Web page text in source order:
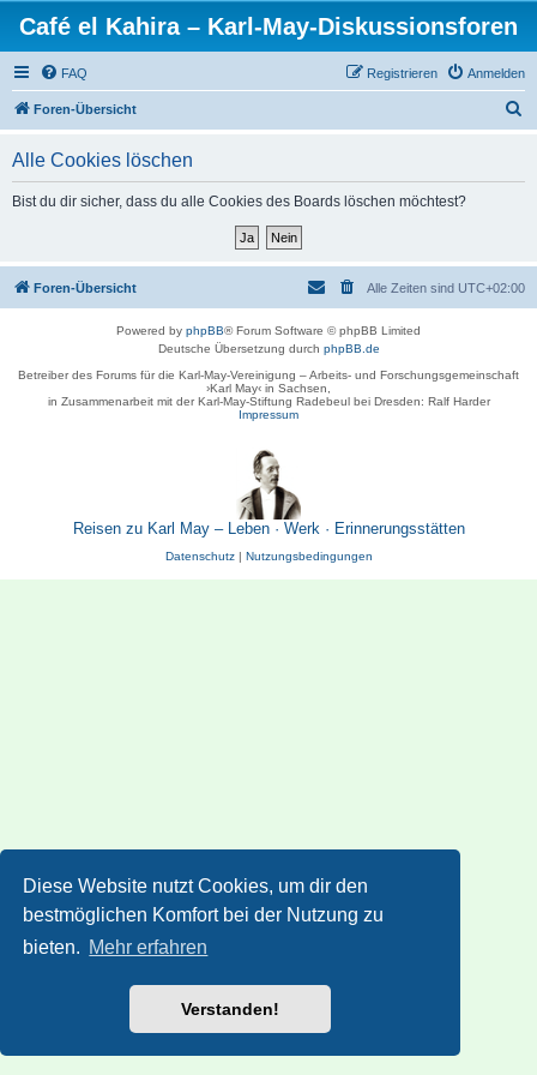
Diese Website nutzt Cookies, um dir den
bestmöglichen Komfort bei der Nutzung zu
bieten. Mehr erfahren
Verstanden!
Café el Kahira – Karl-May-Diskussionsforen
FAQ Anmelden
Registrieren
Foren-Übersicht
Alle Cookies löschen
Bist du dir sicher, dass du alle Cookies des Boards löschen möchtest?
Foren-Übersicht Alle Zeiten sind UTC+02:00
Powered by phpBB® Forum Software © phpBB Limited
Deutsche Übersetzung durch phpBB.de
Betreiber des Forums für die Karl-May-Vereinigung – Arbeits- und Forschungsgemeinschaft
›Karl May‹ in Sachsen,
in Zusammenarbeit mit der Karl-May-Stiftung Radebeul bei Dresden: Ralf Harder
Impressum
Reisen zu Karl May – Leben · Werk · Erinnerungsstätten
Datenschutz| Nutzungsbedingungen